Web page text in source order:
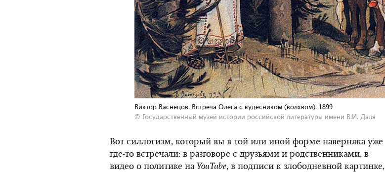
Виктор Васнецов. Встреча Олега с кудесником (волхвом). 1899
© Государственный музей истории российской литературы имени В.И. Даля
Вот силлогизм, который вы в той или иной форме наверняка уже
где-то встречали: в разговоре с друзьями и родственниками, в
видео о политике на YouTube, в подписи к злободневной картинке,